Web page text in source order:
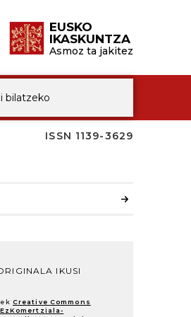
EUSKO
IKASKUNTZA
Asmoz ta jakitez
ISSN 1139-3629
IKUSI
Creative Commons